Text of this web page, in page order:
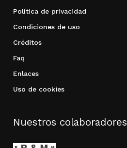
Política de privacidad
Condiciones de uso
Créditos
Faq
Enlaces
Uso de cookies
Nuestros colaboradores